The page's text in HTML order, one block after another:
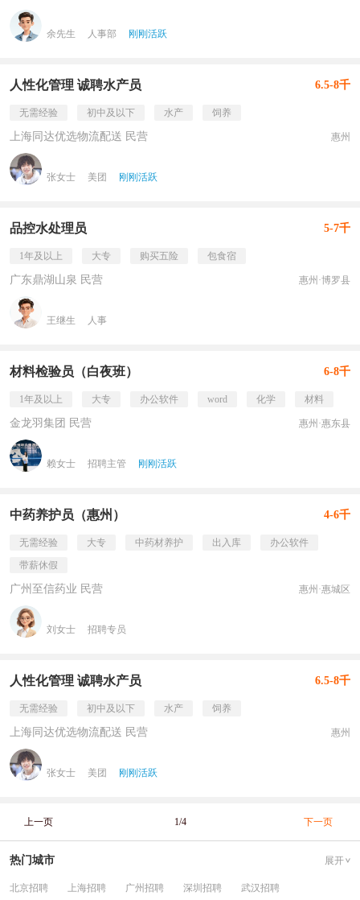
余先生 人事部 刚刚活跃
人性化管理 诚聘水产员 6.5-8千
无需经验 初中及以下 水产 饲养
上海同达优选物流配送 民营 惠州
张女士 美团 刚刚活跃
品控水处理员 5-7千
1年及以上 大专 购买五险 包食宿
广东鼎湖山泉 民营 惠州·博罗县
王继生 人事
材料检验员（白夜班） 6-8千
1年及以上 大专 办公软件 word 化学 材料
金龙羽集团 民营 惠州·惠东县
赖女士 招聘主管 刚刚活跃
中药养护员（惠州） 4-6千
无需经验 大专 中药材养护 出入库
办公软件
带薪休假
广州至信药业 民营 惠州·惠城区
刘女士 招聘专员
人性化管理 诚聘水产员 6.5-8千
无需经验 初中及以下 水产 饲养
上海同达优选物流配送 民营 惠州
张女士 美团 刚刚活跃
上一页 1/4 下一页
热门城市 展开
北京招聘 上海招聘 广州招聘 深圳招聘 武汉招聘